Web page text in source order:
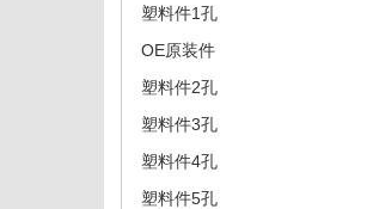
塑料件1孔
OE原装件
塑料件2孔
塑料件3孔
塑料件4孔
塑料件5孔